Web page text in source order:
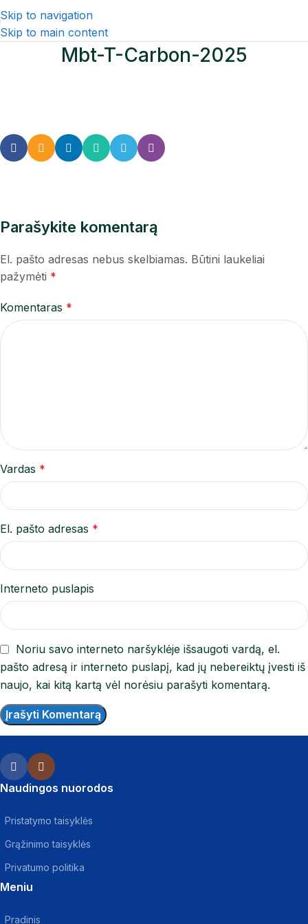
Skip to navigation
Skip to main content
Mbt-T-Carbon-2025
Parašykite komentarą
El. pašto adresas nebus skelbiamas. Būtini laukeliai
pažymėti *
Komentaras *
Vardas *
El. pašto adresas *
Interneto puslapis
Noriu savo interneto naršyklėje išsaugoti vardą, el.
pašto adresą ir interneto puslapį, kad jų nebereiktų įvesti iš
naujo, kai kitą kartą vėl norėsiu parašyti komentarą.
Naudingos nuorodos
Pristatymo taisyklės
Grąžinimo taisyklės
Privatumo politika
Meniu
Pradinis